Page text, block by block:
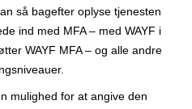
så bagefter oplyse tjenesten
ind med MFA – med WAYF i
WAYF MFA – og alle andre
mulighed for at angive den